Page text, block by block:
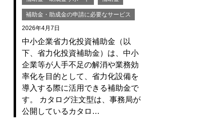
補助金・助成金の申請に必要なサービス
2026年4月7日
中小企業省力化投資補助金（以
下、省力化投資補助金）は、中小
企業等が人手不足の解消や業務効
率化を目的として、省力化設備を
導入する際に活用できる補助金で
す。 カタログ注文型は、事務局が
公開しているカタロ…